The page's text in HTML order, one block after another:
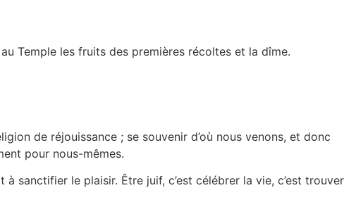
Temple les fruits des premières récoltes et la dîme.
de réjouissance ; se souvenir d’où nous venons, et donc
pour nous-mêmes.
sanctifier le plaisir. Être juif, c’est célébrer la vie, c’est trouver